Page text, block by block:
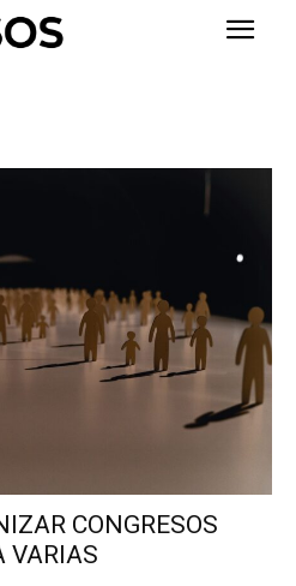
CONGRESOS
VARIAS